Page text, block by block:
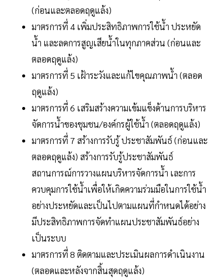
(ก่อนและตลอดฤดูแล้ง)
มาตรการที่ 4 เพิ่มประสิทธิภาพการใช้น้ำ ประหยัด
น้ำ และลดการสูญเสียน้ำในทุกภาคส่วน (ก่อนและ
ตลอดฤดูแล้ง)
มาตรการที่ 5 เฝ้าระวังและแก้ไขคุณภาพน้ำ (ตลอด
ฤดูแล้ง)
มาตรการที่ 6 เสริมสร้างความเข้มแข็งด้านการบริหาร
จัดการน้ำของชุมชน/องค์กรผู้ใช้น้ำ (ตลอดฤดูแล้ง)
มาตรการที่ 7 สร้างการรับรู้ ประชาสัมพันธ์ (ก่อนและ
ตลอดฤดูแล้ง) สร้างการรับรู้ประชาสัมพันธ์
สถานการณ์การวางแผนบริหารจัดการน้ำ เละการ
ควบคุมการใช้น้ำเพื่อให้เกิดความร่วมมือในการใช้น้ำ
อย่างประหยัดและเป็นไปตามแผนที่กำหนดได้อย่าง
มีประสิทธิภาพการจัดทำแผนประชาสัมพันธ์อย่าง
เป็นระบบ
มาตรการที่ 8 ติดตามและประเมินผลการดำเนินงาน
(ตลอดและหลังจากสิ้นสุดฤดูแล้ง)